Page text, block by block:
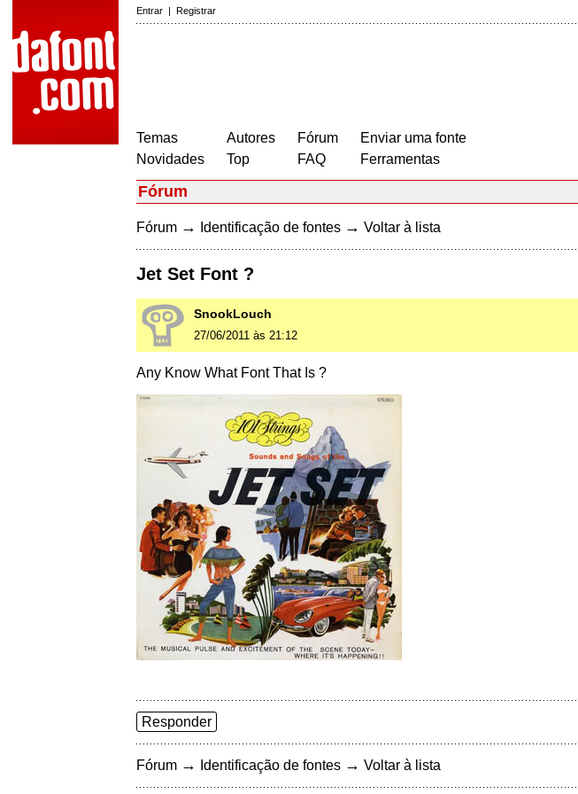
Entrar | Registrar
Temas
Novidades
Autores
Top
Fórum
FAQ
Enviar uma fonte
Ferramentas
Fórum
Fórum → Identificação de fontes → Voltar à lista
Jet Set Font ?
SnookLouch
27/06/2011 às 21:12
Any Know What Font That Is ?
Responder
Fórum → Identificação de fontes → Voltar à lista